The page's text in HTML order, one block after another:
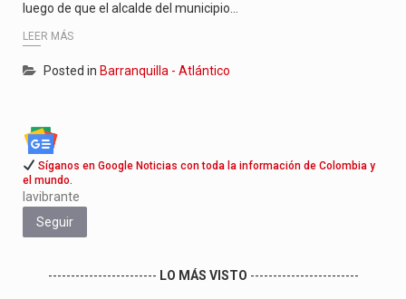
luego de que el alcalde del municipio…
LEER MÁS
Posted in Barranquilla - Atlántico
Síganos en Google Noticias con toda la información de Colombia y
el mundo.
lavibrante
Seguir
------------------------ LO MÁS VISTO ------------------------